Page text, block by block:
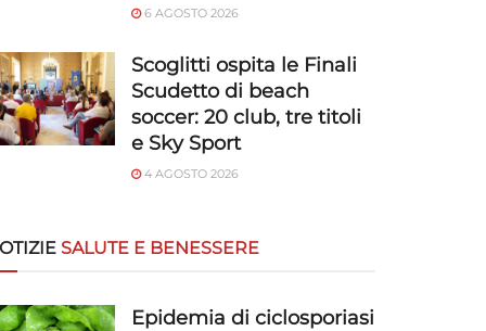
6 AGOSTO 2026
Scoglitti ospita le Finali
Scudetto di beach
soccer: 20 club, tre titoli
e Sky Sport
4 AGOSTO 2026
SALUTE E BENESSERE
Epidemia di ciclosporiasi